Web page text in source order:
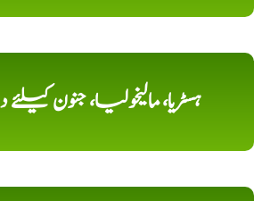
ہسٹریا، مالیخولیا، جنون